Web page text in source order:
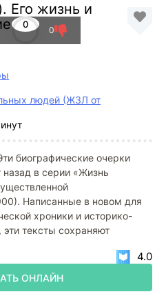
Его жизнь и
0
0
людей (ЖЗЛ от
биографические очерки
в серии «Жизнь
Написанные в новом для
хроники и историко-
эти тексты сохраняют
ОНЛАЙН
4.0